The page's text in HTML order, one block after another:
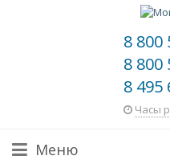
8 800
8 800
8 495
Часы
Меню